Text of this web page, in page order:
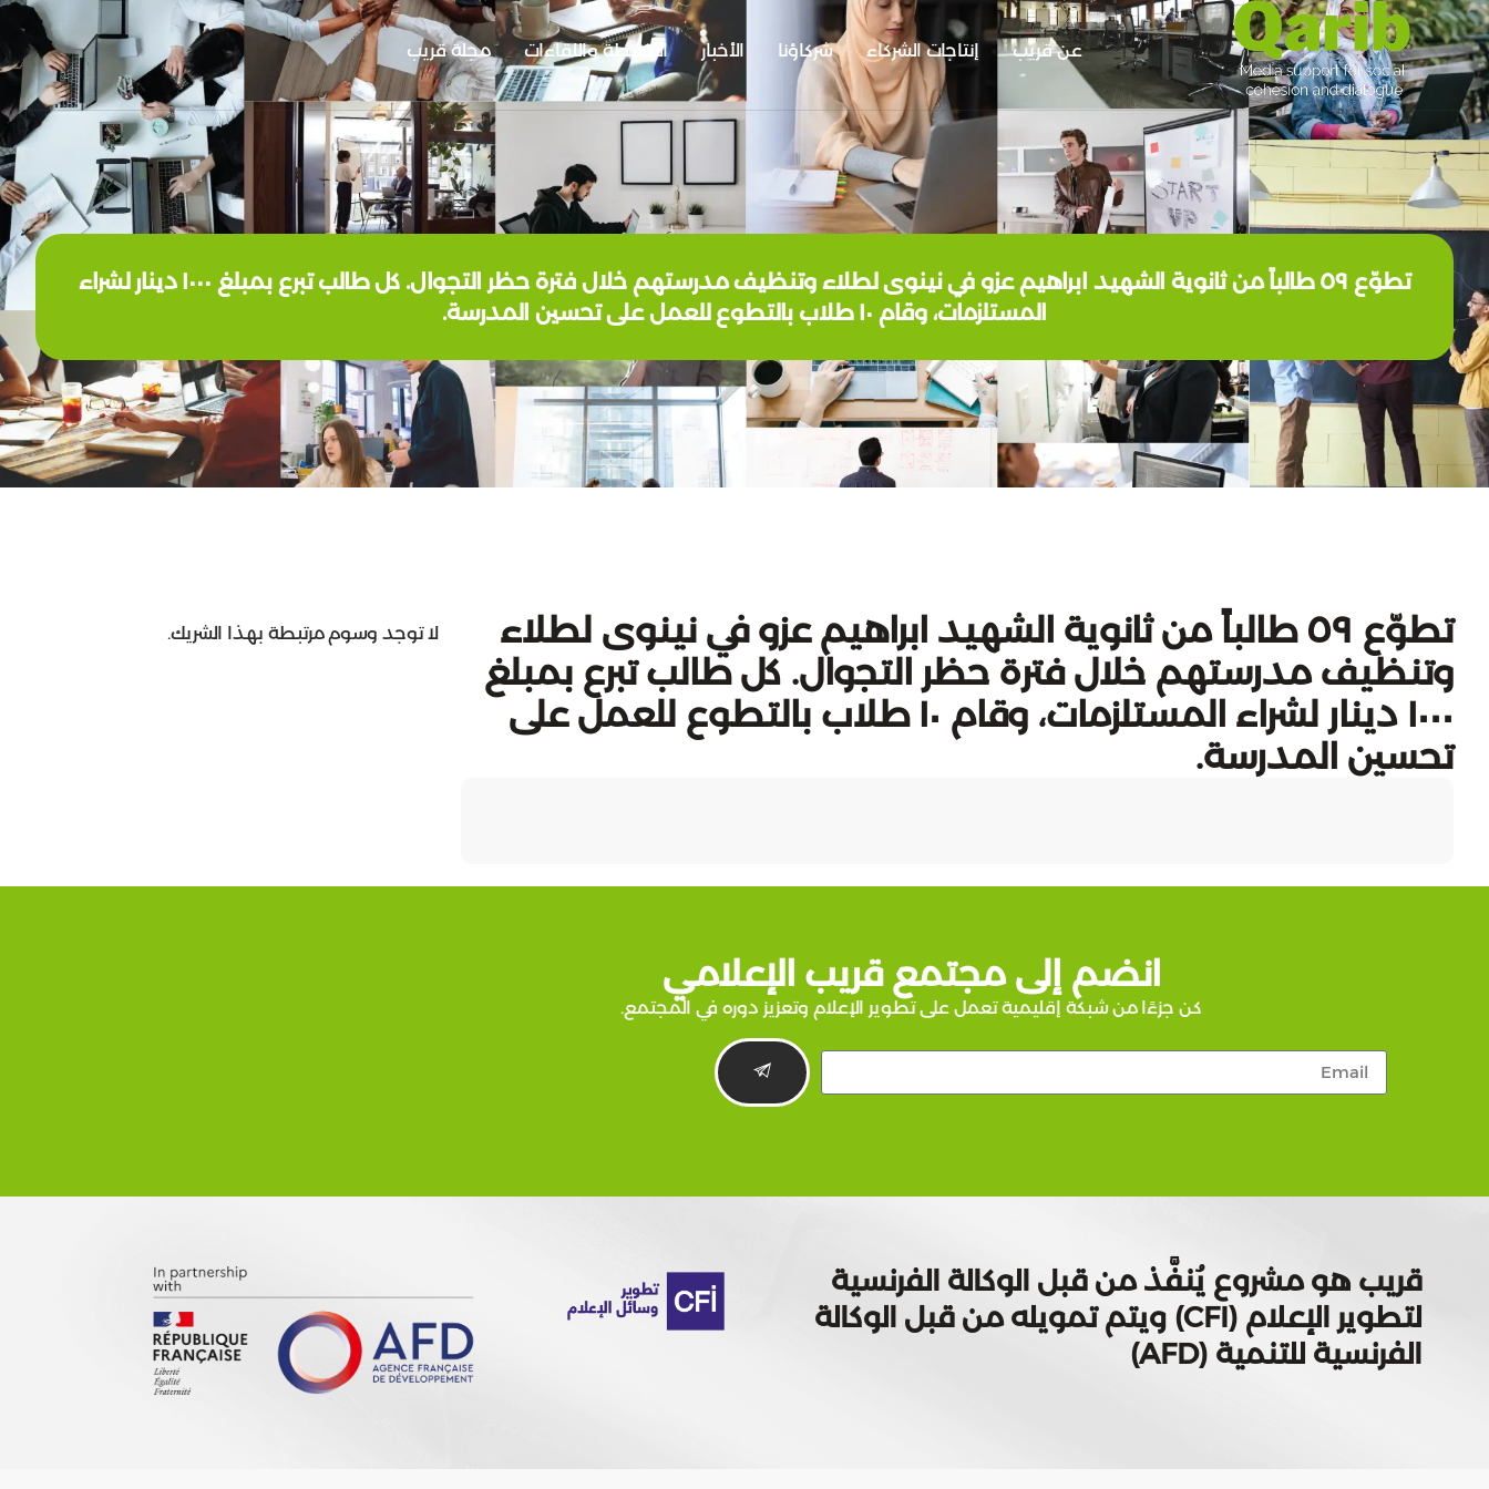
عن قريب إنتاجات الشركاء شركاؤنا الأخبار الأنشطة واللقاءات مجلة قريب
تطوّع ٥٩ طالباً من ثانوية الشهيد ابراهيم عزو في نينوى لطلاء وتنظيف مدرستهم خلال فترة حظر التجوال. كل طالب تبرع بمبلغ ١٠٠٠ دينار لشراء
المستلزمات، وقام ١٠ طلاب بالتطوع للعمل على تحسين المدرسة.
تطوّع ٥٩ طالباً من ثانوية الشهيد ابراهيم عزو في نينوى لطلاء
وتنظيف مدرستهم خلال فترة حظر التجوال. كل طالب تبرع بمبلغ
١٠٠٠ دينار لشراء المستلزمات، وقام ١٠ طلاب بالتطوع للعمل على
تحسين المدرسة.
لا توجد وسوم مرتبطة بهذا الشريك.
انضم إلى مجتمع قريب الإعلامي
كن جزءًا من شبكة إقليمية تعمل على تطوير الإعلام وتعزيز دوره في المجتمع.
قريب هو مشروع يُنفَّذ من قبل الوكالة الفرنسية
لتطوير الإعلام (CFI) ويتم تمويله من قبل الوكالة
الفرنسية للتنمية (AFD)